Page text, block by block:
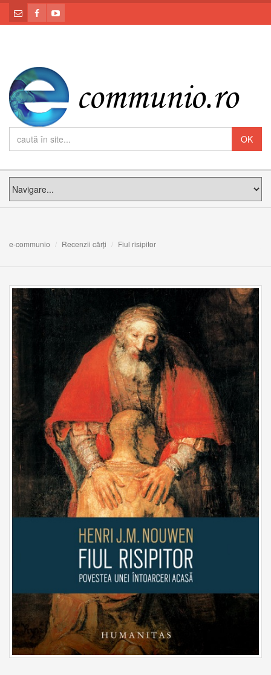
e-communio Recenzii cărți Fiul risipitor